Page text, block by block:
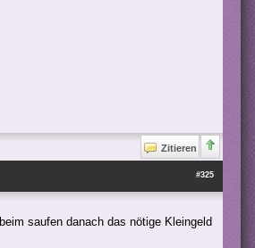
Zitieren
#325
saufen danach das nötige Kleingeld